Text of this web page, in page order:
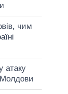
чим
атаку